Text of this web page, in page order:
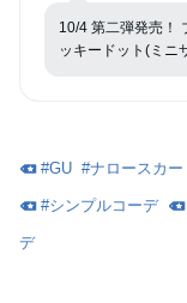
10/4 第二弾発売！
ッキードット(ミニ
#GU #ナロースカー
#シンプルコーデ
デ